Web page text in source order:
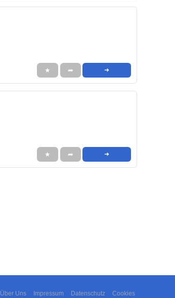
★ ➦ ➜
★ ➦ ➜
Über Uns Impressum Datenschutz Cookies